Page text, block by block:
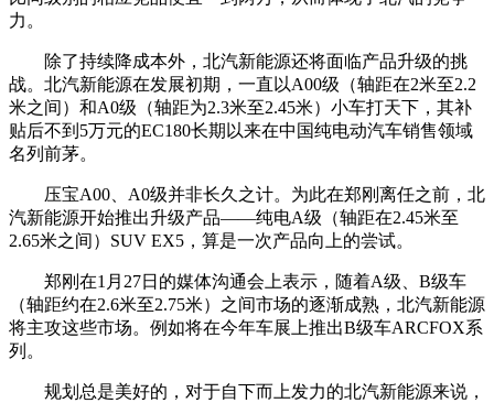
力。
除了持续降成本外，北汽新能源还将面临产品升级的挑
战。北汽新能源在发展初期，一直以A00级（轴距在2米至2.2
米之间）和A0级（轴距为2.3米至2.45米）小车打天下，其补
贴后不到5万元的EC180长期以来在中国纯电动汽车销售领域
名列前茅。
压宝A00、A0级并非长久之计。为此在郑刚离任之前，北
汽新能源开始推出升级产品——纯电A级（轴距在2.45米至
2.65米之间）SUV EX5，算是一次产品向上的尝试。
郑刚在1月27日的媒体沟通会上表示，随着A级、B级车
（轴距约在2.6米至2.75米）之间市场的逐渐成熟，北汽新能源
将主攻这些市场。例如将在今年车展上推出B级车ARCFOX系
列。
规划总是美好的，对于自下而上发力的北汽新能源来说，